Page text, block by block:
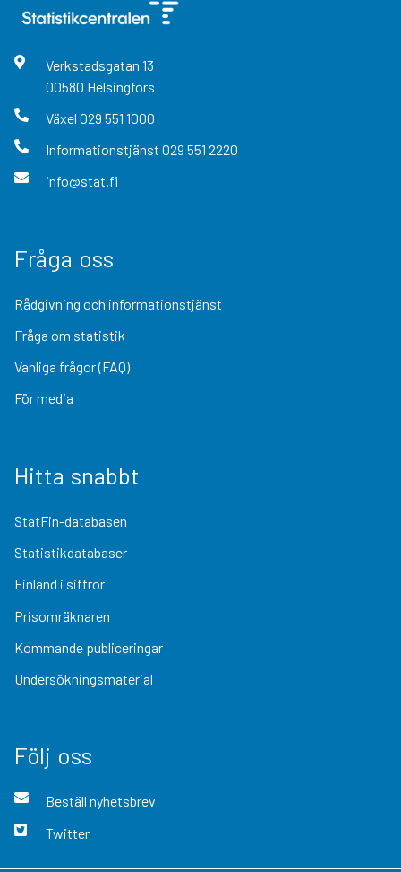
Verkstadsgatan 13
00580 Helsingfors
Växel 029 551 1000
Informationstjänst 029 551 2220
info@stat.fi
Fråga oss
Rådgivning och informationstjänst
Fråga om statistik
Vanliga frågor (FAQ)
För media
Hitta snabbt
StatFin-databasen
Statistikdatabaser
Finland i siffror
Prisomräknaren
Kommande publiceringar
Undersökningsmaterial
Följ oss
Beställ nyhetsbrev
Twitter